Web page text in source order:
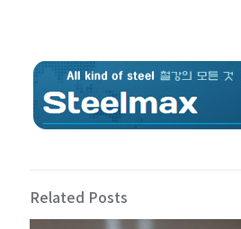
Related Posts